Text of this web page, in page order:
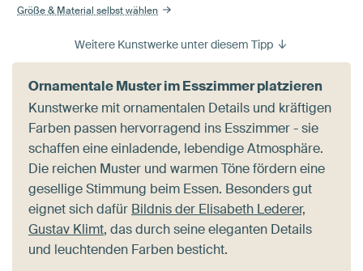
Größe & Material selbst wählen
Weitere Kunstwerke unter diesem Tipp
Ornamentale Muster im Esszimmer platzieren
Kunstwerke mit ornamentalen Details und kräftigen
Farben passen hervorragend ins Esszimmer - sie
schaffen eine einladende, lebendige Atmosphäre.
Die reichen Muster und warmen Töne fördern eine
gesellige Stimmung beim Essen. Besonders gut
eignet sich dafür Bildnis der Elisabeth Lederer,
Gustav Klimt, das durch seine eleganten Details
und leuchtenden Farben besticht.